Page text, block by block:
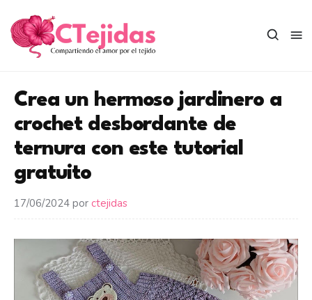
contenido
Crea un hermoso jardinero a
crochet desbordante de
ternura con este tutorial
gratuito
17/06/2024 por ctejidas